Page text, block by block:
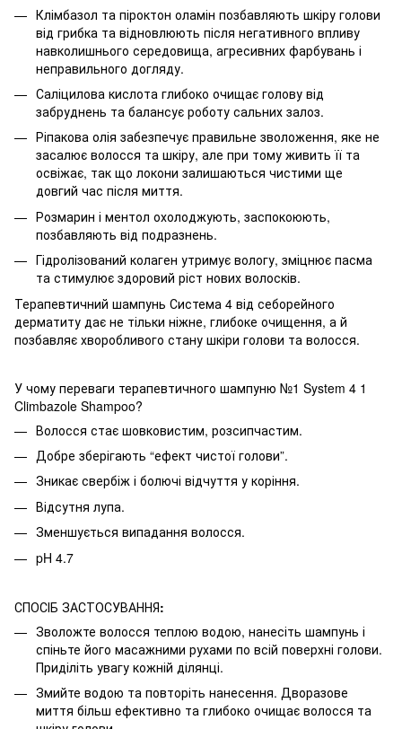
Клімбазол та піроктон оламін позбавляють шкіру голови
від грибка та відновлюють після негативного впливу
навколишнього середовища, агресивних фарбувань і
неправильного догляду.
Саліцилова кислота глибоко очищає голову від
забруднень та балансує роботу сальних залоз.
Ріпакова олія забезпечує правильне зволоження, яке не
засалює волосся та шкіру, але при тому живить її та
освіжає, так що локони залишаються чистими ще
довгий час після миття.
Розмарин і ментол охолоджують, заспокоюють,
позбавляють від подразнень.
Гідролізований колаген утримує вологу, зміцнює пасма
та стимулює здоровий ріст нових волосків.
Терапевтичний шампунь Система 4 від себорейного
дерматиту дає не тільки ніжне, глибоке очищення, а й
позбавляє хворобливого стану шкіри голови та волосся.
У чому переваги терапевтичного шампуню №1 System 4 1
Climbazole Shampoo?
Волосся стає шовковистим, розсипчастим.
Добре зберігають “ефект чистої голови”.
Зникає свербіж і болючі відчуття у коріння.
Відсутня лупа.
Зменшується випадання волосся.
pH 4.7
СПОСІБ ЗАСТОСУВАННЯ:
Зволожте волосся теплою водою, нанесіть шампунь і
спіньте його масажними рухами по всій поверхні голови.
Приділіть увагу кожній ділянці.
Змийте водою та повторіть нанесення. Дворазове
миття більш ефективно та глибоко очищає волосся та